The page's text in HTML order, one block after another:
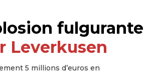
fulgurante
Leverkusen
5 millions d’euros en